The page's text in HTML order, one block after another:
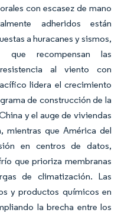
con escasez de mano
adheridos están
a huracanes y sismos,
que recompensan las
al viento con
lidera el crecimiento
de construcción de la
y el auge de viviendas
mientras que América del
en centros de datos,
que prioriza membranas
de climatización. Las
y productos químicos en
la brecha entre los